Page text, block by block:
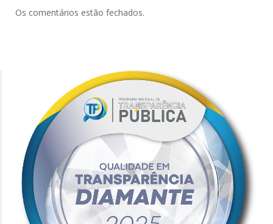
Os comentários estão fechados.